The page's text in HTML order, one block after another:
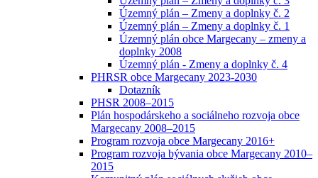
Územný plán – Zmeny a doplnky č. 2
Územný plán – Zmeny a doplnky č. 1
Územný plán obce Margecany – zmeny a
doplnky 2008
Územný plán - Zmeny a doplnky č. 4
PHRSR obce Margecany 2023-2030
Dotazník
PHSR 2008–2015
Plán hospodárskeho a sociálneho rozvoja obce
Margecany 2008–2015
Program rozvoja obce Margecany 2016+
Program rozvoja bývania obce Margecany 2010–
2015